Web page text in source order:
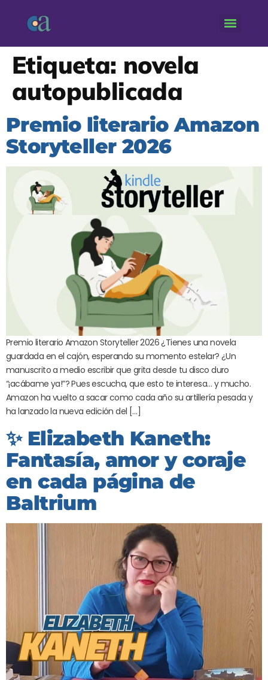
Etiqueta: novela
autopublicada
Premio literario Amazon
Storyteller 2026
Premio literario Amazon Storyteller 2026 ¿Tienes una novela
guardada en el cajón, esperando su momento estelar? ¿Un
manuscrito a medio escribir que grita desde tu disco duro
“¡acábame ya!”? Pues escucha, que esto te interesa… y mucho.
Amazon ha vuelto a sacar como cada año su artillería pesada y
ha lanzado la nueva edición del […]
✨ Elizabeth Kaneth:
Fantasía, amor y coraje
en cada página de
Baltrium